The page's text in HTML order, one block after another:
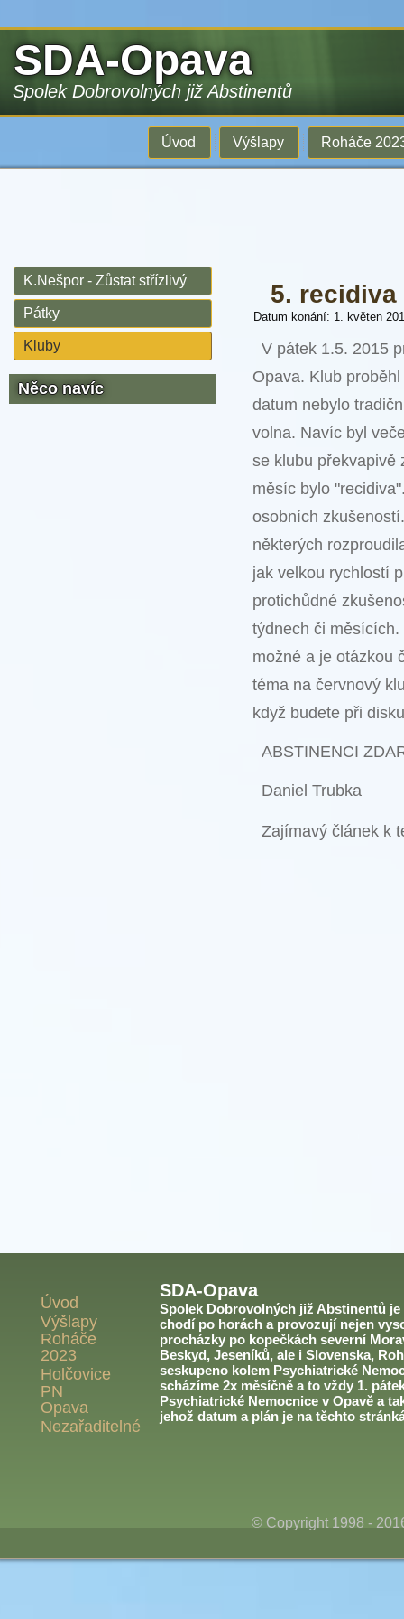
SDA-Opava
Spolek Dobrovolných již Abstinentů
Úvod Výšlapy Roháče
K.Nešpor - Zůstat střízlivý
Pátky
Kluby
Něco navíc
5. recidiva
Datum konání: 1. květen
V pátek 1.5. 2015
Opava. Klub
datum nebylo
volna. Navíc byl
se klubu překvapivě
měsíc bylo
osobních
některých
jak velkou rychlostí
protichůdné
týdnech či
možné a je otázkou
téma na červnový
když budete při
ABSTINENCI
Daniel Trubka
Zajímavý článek k
Úvod
Výšlapy
Roháče
2023
Holčovice
PN
Opava
Nezařaditelné
SDA-Opava
Spolek Dobrovolných již Abstinentů
chodí po horách a provozují nejen
procházky po kopečkách severní
Beskyd, Jeseníků, ale i Slovenska,
seskupeno kolem Psychiatrické
scházíme 2x měsíčně a to vždy 1.
Psychiatrické Nemocnice v Opavě a
jehož datum a plán je na těchto
© Copyright 1998 -